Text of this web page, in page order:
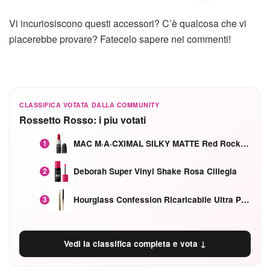
Vi incuriosiscono questi accessori? C’è qualcosa che vi
piacerebbe provare? Fatecelo sapere nei commenti!
CLASSIFICA VOTATA DALLA COMMUNITY
Rossetto Rosso: i piu votati
1 MAC M·A·CXIMAL SILKY MATTE Red Rock mat
2 Deborah Super Vinyl Shake Rosa Ciliegia
3 Hourglass Confession Ricaricabile Ultra Preciso Ad Alta Intensità Secretly Classic Red
Vedi la classifica completa e vota ↓